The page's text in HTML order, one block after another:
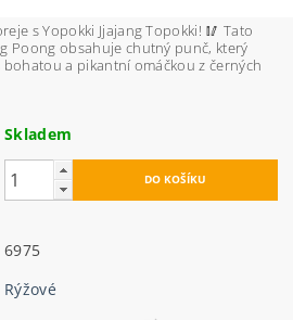
s Yopokki Jjajang Topokki! 🥢 Tato
Poong obsahuje chutný punč, který
a pikantní omáčkou z černých
Skladem
6975
Rýžové